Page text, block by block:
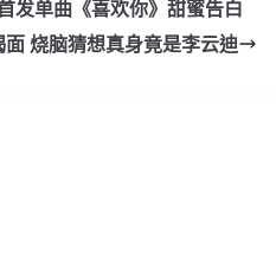
at Li
发单曲《喜欢你》甜蜜告白
面 烧脑猜想真身竟是李云迪